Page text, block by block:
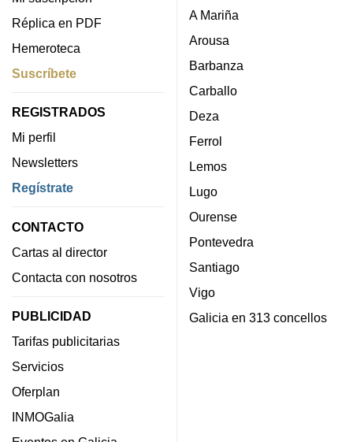
Réplica en PDF
Hemeroteca
Suscríbete
REGISTRADOS
Mi perfil
Newsletters
Regístrate
CONTACTO
Cartas al director
Contacta con nosotros
PUBLICIDAD
Tarifas publicitarias
Servicios
Oferplan
INMOGalia
A Mariña
Arousa
Barbanza
Carballo
Deza
Ferrol
Lemos
Lugo
Ourense
Pontevedra
Santiago
Vigo
Galicia en 313 concellos